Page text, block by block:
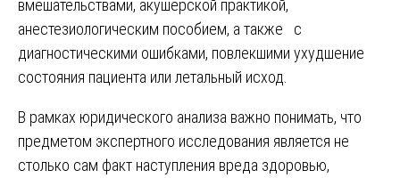
вмешательствами, акушерской практикой,
анестезиологическим пособием, а также с
диагностическими ошибками, повлекшими ухудшение
состояния пациента или летальный исход.
В рамках юридического анализа важно понимать, что
предметом экспертного исследования является не
столько сам факт наступления вреда здоровью,